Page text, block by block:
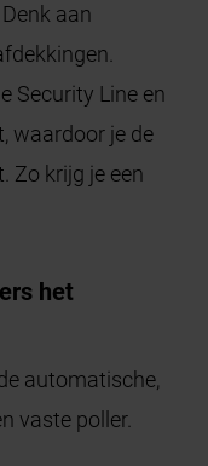
aan
Security Line en
waardoor je de
Zo krijg je een
het
automatische,
vaste poller.